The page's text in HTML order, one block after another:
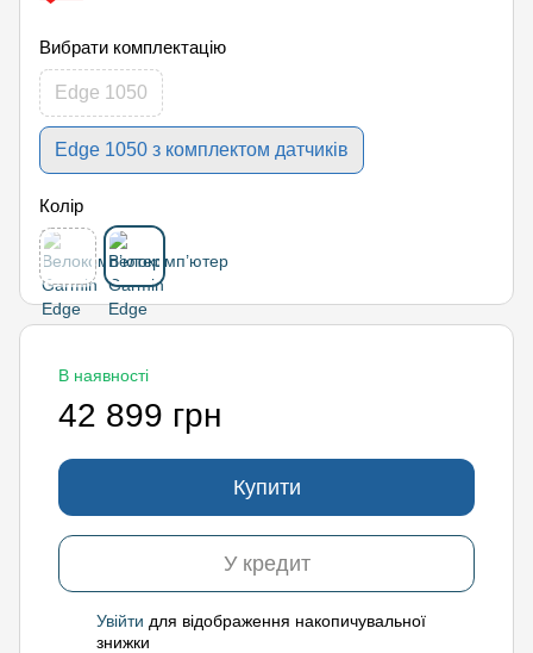
Вибрати комплектацію
Edge 1050
Edge 1050 з комплектом датчиків
Колір
В наявності
42 899 грн
Купити
У кредит
Увійти для відображення накопичувальної
знижки